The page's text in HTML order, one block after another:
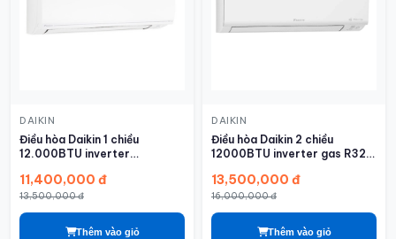
DAIKIN
Điều hòa Daikin 1 chiều
12.000BTU inverter
11,400,000 đ
13,500,000 đ
Thêm vào giỏ
DAIKIN
Điều hòa Daikin 2 chiều
12000BTU inverter gas R32
13,500,000 đ
16,000,000 đ
Thêm vào giỏ